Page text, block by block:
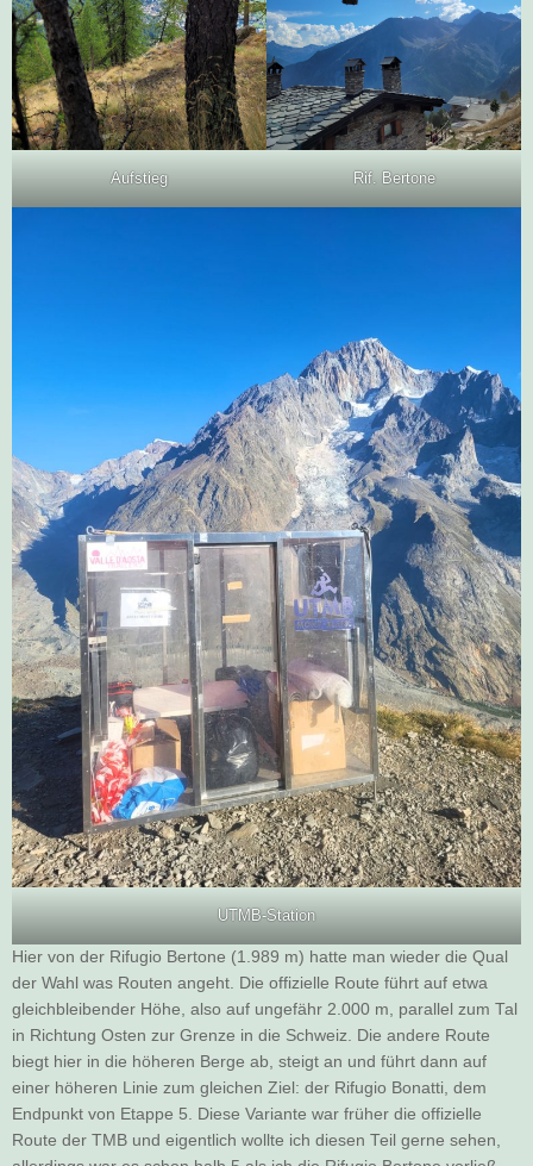
Aufstieg Rif. Bertone
UTMB-Station
Hier von der Rifugio Bertone (1.989 m) hatte man wieder die Qual
der Wahl was Routen angeht. Die offizielle Route führt auf etwa
gleichbleibender Höhe, also auf ungefähr 2.000 m, parallel zum Tal
in Richtung Osten zur Grenze in die Schweiz. Die andere Route
biegt hier in die höheren Berge ab, steigt an und führt dann auf
einer höheren Linie zum gleichen Ziel: der Rifugio Bonatti, dem
Endpunkt von Etappe 5. Diese Variante war früher die offizielle
Route der TMB und eigentlich wollte ich diesen Teil gerne sehen,